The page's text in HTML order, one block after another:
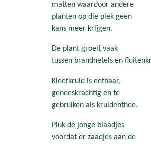
matten waardoor andere
planten op die plek geen
kans meer krijgen.
De plant groeit vaak
tussen brandnetels en
Kleefkruid is eetbaar,
geneeskrachtig en te
gebruiken als kruidenthee.
Pluk de jonge blaadjes
voordat er zaadjes aan de